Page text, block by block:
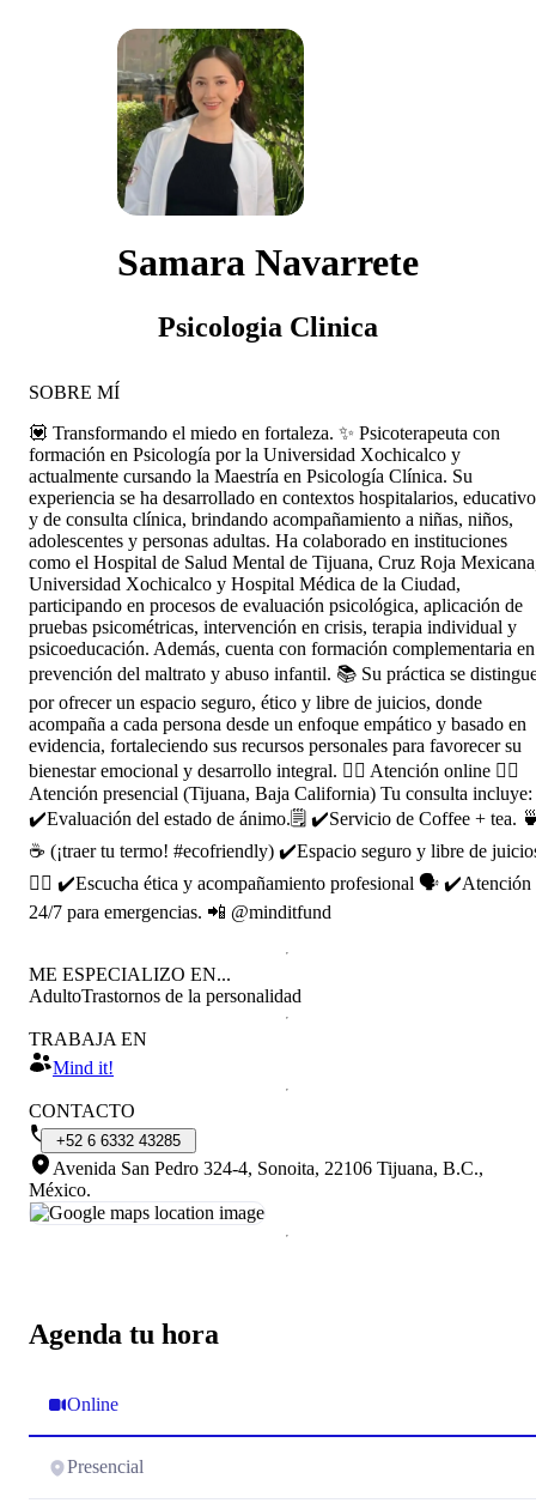
Samara Navarrete
Psicologia Clinica
Agenda tu hora
Online
Presencial
SOBRE MÍ
💟 Transformando el miedo en fortaleza. ✨ Psicoterapeuta con
formación en Psicología por la Universidad Xochicalco y
actualmente cursando la Maestría en Psicología Clínica. Su
experiencia se ha desarrollado en contextos hospitalarios,
y de consulta clínica, brindando acompañamiento a niñas, niños,
adolescentes y personas adultas. Ha colaborado en instituciones
como el Hospital de Salud Mental de Tijuana, Cruz Roja
Universidad Xochicalco y Hospital Médica de la Ciudad,
participando en procesos de evaluación psicológica, aplicación de
pruebas psicométricas, intervención en crisis, terapia individual y
psicoeducación. Además, cuenta con formación complementaria en
prevención del maltrato y abuso infantil. 📚 Su práctica se
por ofrecer un espacio seguro, ético y libre de juicios, donde
acompaña a cada persona desde un enfoque empático y basado en
evidencia, fortaleciendo sus recursos personales para favorecer su
bienestar emocional y desarrollo integral. 👉🏻 Atención online 👉🏻
Atención presencial (Tijuana, Baja California) Tu consulta incluye:
✔️Evaluación del estado de ánimo.🗒️ ✔️Servicio de Coffee + tea.
☕ (¡traer tu termo! #ecofriendly) ✔️Espacio seguro y libre de
🏳️‍🌈 ✔️Escucha ética y acompañamiento profesional 🗣️ ✔️Atención
24/7 para emergencias. 📲 @minditfund
ME ESPECIALIZO EN...
AdultoTrastornos de la personalidad
TRABAJA EN
Mind it!
CONTACTO
+52 6 6332 43285
Avenida San Pedro 324-4, Sonoita, 22106 Tijuana, B.C.,
México.